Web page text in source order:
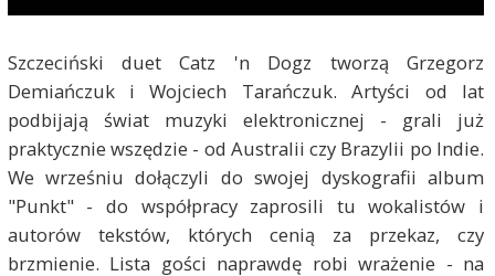
Szczeciński duet Catz 'n Dogz tworzą Grzegorz
Demiańczuk i Wojciech Tarańczuk. Artyści od lat
podbijają świat muzyki elektronicznej - grali już
praktycznie wszędzie - od Australii czy Brazylii po Indie.
We wrześniu dołączyli do swojej dyskografii album
"Punkt" - do współpracy zaprosili tu wokalistów i
autorów tekstów, których cenią za przekaz, czy
brzmienie. Lista gości naprawdę robi wrażenie - na